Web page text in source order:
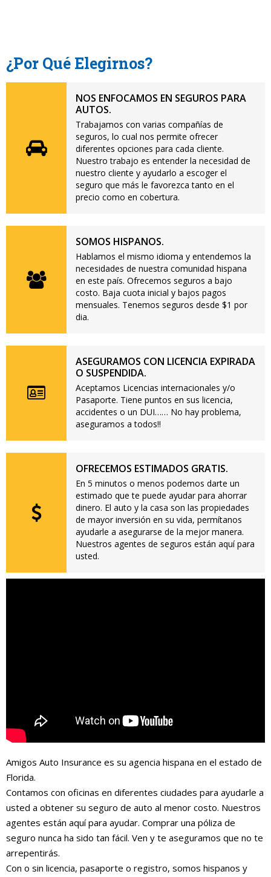
¿Por Qué Elegirnos?
NOS ENFOCAMOS EN SEGUROS PARA
AUTOS.
Trabajamos con varias compañías de
seguros, lo cual nos permite ofrecer
diferentes opciones para cada cliente.
Nuestro trabajo es entender la necesidad de
nuestro cliente y ayudarlo a escoger el
seguro que más le favorezca tanto en el
precio como en cobertura.
SOMOS HISPANOS.
Hablamos el mismo idioma y entendemos la
necesidades de nuestra comunidad hispana
en este país. Ofrecemos seguros a bajo
costo. Baja cuota inicial y bajos pagos
mensuales. Tenemos seguros desde $1 por
dia.
ASEGURAMOS CON LICENCIA EXPIRADA
O SUSPENDIDA.
Aceptamos Licencias internacionales y/o
Pasaporte. Tiene puntos en sus licencia,
accidentes o un DUI…… No hay problema,
aseguramos a todos!!
OFRECEMOS ESTIMADOS GRATIS.
En 5 minutos o menos podemos darte un
estimado que te puede ayudar para ahorrar
dinero. El auto y la casa son las propiedades
de mayor inversión en su vida, permítanos
ayudarle a asegurarse de la mejor manera.
Nuestros agentes de seguros están aquí para
usted.
Amigos Auto Insurance es su agencia hispana en el estado de
Florida.
Contamos con oficinas en diferentes ciudades para ayudarle a
usted a obtener su seguro de auto al menor costo. Nuestros
agentes están aquí para ayudar. Comprar una póliza de
seguro nunca ha sido tan fácil. Ven y te aseguramos que no te
arrepentirás.
Con o sin licencia, pasaporte o registro, somos hispanos y